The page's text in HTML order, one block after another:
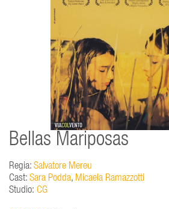
Bellas Mariposas
Regia: Salvatore Mereu
Cast: Sara Podda, Micaela Ramazzotti
Studio: CG